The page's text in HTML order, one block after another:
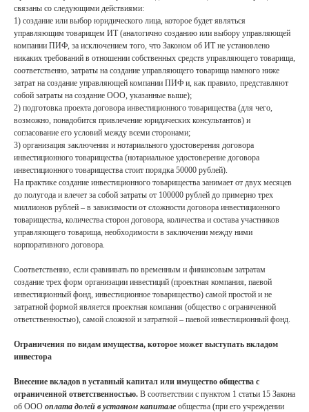
связаны со следующими действиями:
1) создание или выбор юридического лица, которое будет являться
управляющим товарищем ИТ (аналогично созданию или выбору управляющей
компании ПИФ, за исключением того, что Законом об ИТ не установлено
никаких требований в отношении собственных средств управляющего товарища,
соответственно, затраты на создание управляющего товарища намного ниже
затрат на создание управляющей компании ПИФ и, как правило, представляют
собой затраты на создание ООО, указанные выше);
2) подготовка проекта договора инвестиционного товарищества (для чего,
возможно, понадобится привлечение юридических консультантов) и
согласование его условий между всеми сторонами;
3) организация заключения и нотариального удостоверения договора
инвестиционного товарищества (нотариальное удостоверение договора
инвестиционного товарищества стоит порядка 50000 рублей).
На практике создание инвестиционного товарищества занимает от двух месяцев
до полугода и влечет за собой затраты от 100000 рублей до примерно трех
миллионов рублей – в зависимости от сложности договора инвестиционного
товарищества, количества сторон договора, количества и состава участников
управляющего товарища, необходимости в заключении между ними
корпоративного договора.
Соответственно, если сравнивать по временным и финансовым затратам
создание трех форм организации инвестиций (проектная компания, паевой
инвестиционный фонд, инвестиционное товарищество) самой простой и не
затратной формой является проектная компания (общество с ограниченной
ответственностью), самой сложной и затратной – паевой инвестиционный фонд.
Ограничения по видам имущества, которое может выступать вкладом
инвестора
Внесение вкладов в уставный капитал или имущество общества с
ограниченной ответственностью. В соответствии с пунктом 1 статьи 15 Закона
об ООО оплата долей в уставном капитале общества (при его учреждении